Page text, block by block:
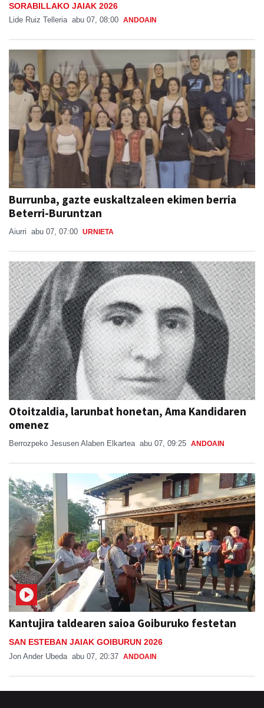
SORABILLAKO JAIAK 2026
Lide Ruiz Telleria abu 07, 08:00 ANDOAIN
Burrunba, gazte euskaltzaleen ekimen berria
Beterri-Buruntzan
Aiurri abu 07, 07:00 URNIETA
Otoitzaldia, larunbat honetan, Ama Kandidaren
omenez
Berrozpeko Jesusen Alaben Elkartea abu 07, 09:25 ANDOAIN
Kantujira taldearen saioa Goiburuko festetan
SAN ESTEBAN JAIAK GOIBURUN 2026
Jon Ander Ubeda abu 07, 20:37 ANDOAIN